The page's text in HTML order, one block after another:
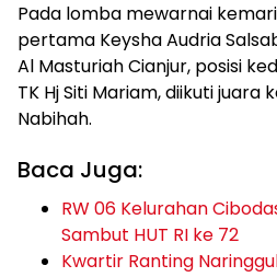
Pada lomba mewarnai
pertama Keysha Audria
Al Masturiah Cianjur, posisi
TK Hj Siti Mariam, diikuti juara
Nabihah.
Baca Juga:
RW 06 Kelurahan
Sambut HUT RI ke 72
Kwartir Ranting